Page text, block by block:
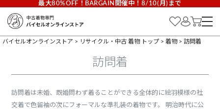
最大80%OFF！BARGAIN開催中！8/10(月)まで
バイセルオンラインストア リサイクル・中古 着物 トップ 着物 訪問着
訪問着
訪問着は未婚、既婚問わず着ることができる全体的に絵羽模様の社
交着で色留袖の次にフォーマルな準礼装の着物です。 明治時代に公